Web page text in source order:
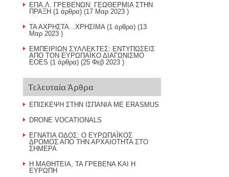
ΕΠΑ.Λ. ΓΡΕΒΕΝΩΝ: ΓΕΩΘΕΡΜΙΑ ΣΤΗΝ
ΠΡΑΞΗ (1 άρθρα) (17 Μαρ 2023 )
ΤΑ ΑΧΡΗΣΤΑ...ΧΡΗΣΙΜΑ(1 άρθρα) (13
Μαρ 2023 )
ΕΜΠΕΙΡΙΩΝ ΣΥΛΛΕΚΤΕΣ: ΕΝΤΥΠΩΣΕΙΣ
ΑΠΟ ΤΟΝ ΕΥΡΩΠΑΪΚΟ ΔΙΑΓΩΝΙΣΜΟ
EOES (1 άρθρα) (25 Φεβ 2023 )
Τελευταία Άρθρα
ΕΠΙΣΚΕΨΗ ΣΤΗΝ ΙΣΠΑΝΙΑ ΜΕ ERASMUS
DRONE VOCATIONALS
ΕΓΝΑΤΙΑ ΟΔΟΣ: Ο ΕΥΡΩΠΑΪΚΟΣ
ΔΡΟΜΟΣ ΑΠΟ ΤΗΝ ΑΡΧΑΙΟΤΗΤΑ ΣΤΟ
ΣΗΜΕΡΑ
Η ΜΑΘΗΤΕΙΑ, ΤΑ ΓΡΕΒΕΝΑ ΚΑΙ Η
ΕΥΡΩΠΗ